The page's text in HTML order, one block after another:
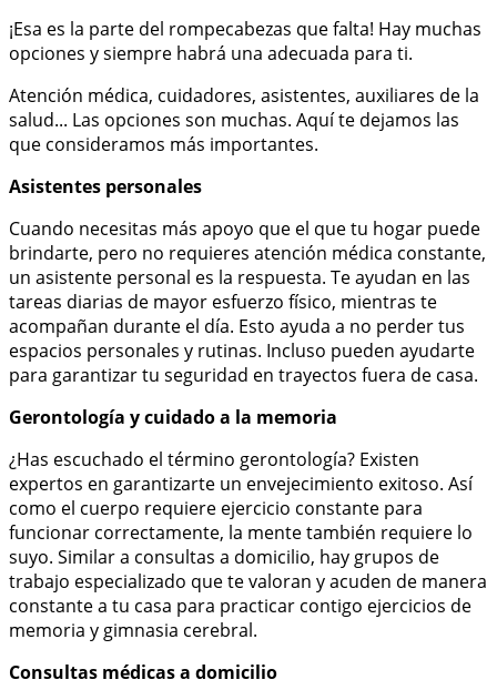
¡Esa es la parte del rompecabezas que falta! Hay muchas
opciones y siempre habrá una adecuada para ti.
Atención médica, cuidadores, asistentes, auxiliares de la
salud... Las opciones son muchas. Aquí te dejamos las
que consideramos más importantes.
Asistentes personales
Cuando necesitas más apoyo que el que tu hogar puede
brindarte, pero no requieres atención médica constante,
un asistente personal es la respuesta. Te ayudan en las
tareas diarias de mayor esfuerzo físico, mientras te
acompañan durante el día. Esto ayuda a no perder tus
espacios personales y rutinas. Incluso pueden ayudarte
para garantizar tu seguridad en trayectos fuera de casa.
Gerontología y cuidado a la memoria
¿Has escuchado el término gerontología? Existen
expertos en garantizarte un envejecimiento exitoso. Así
como el cuerpo requiere ejercicio constante para
funcionar correctamente, la mente también requiere lo
suyo. Similar a consultas a domicilio, hay grupos de
trabajo especializado que te valoran y acuden de manera
constante a tu casa para practicar contigo ejercicios de
memoria y gimnasia cerebral.
Consultas médicas a domicilio